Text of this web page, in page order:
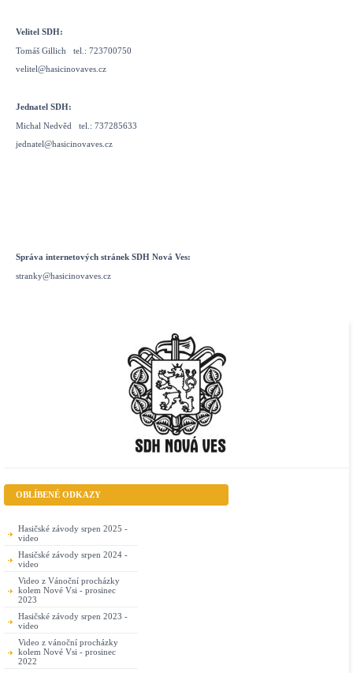
Velitel SDH:
Tomáš Gillich tel.: 723700750
velitel@hasicinovaves.cz
Jednatel SDH:
Michal Nedvěd tel.: 737285633
jednatel@hasicinovaves.cz
Správa internetových stránek SDH Nová Ves:
stranky@hasicinovaves.cz
OBLÍBENÉ ODKAZY
Hasičské závody srpen 2025 -
video
Hasičské závody srpen 2024 -
video
Video z Vánoční procházky
kolem Nové Vsi - prosinec
2023
Hasičské závody srpen 2023 -
video
Video z vánoční procházky
kolem Nové Vsi - prosinec
2022